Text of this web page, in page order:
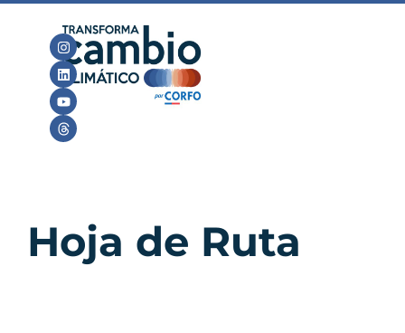
Hoja de Ruta